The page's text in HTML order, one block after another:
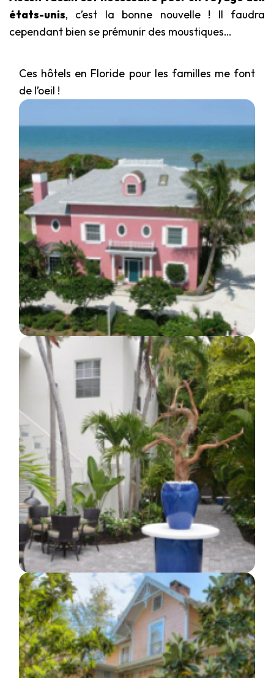
états-unis, c’est la bonne nouvelle ! Il faudra
cependant bien se prémunir des moustiques…
Ces hôtels en Floride pour les familles me font
de l’oeil !